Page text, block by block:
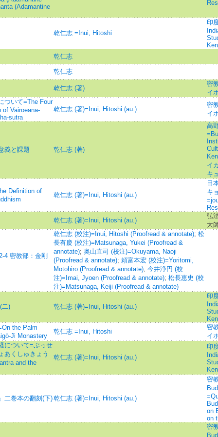
(Adamantine
乾仁志 =Inui, Hitoshi
印
乾仁志
乾仁志
乾仁志 (著)
密
イ
ついて=The Four
Vairoeana-
sutra
乾仁志 (著)=Inui, Hitoshi (au.)
密
イ
義と課題 乾仁志 (著)
高
イ
キ
Definition of
乾仁志 (著)=Inui, Hitoshi (au.)
日
キ
乾仁志 (著)=Inui, Hitoshi (au.)
弘
大
4 密教部：金剛
乾仁志 (校注)=Inui, Hitoshi (Proofread & annotate); 松
長有慶 (校注)=Matsunaga, Yukei (Proofread &
annotate); 奥山直司 (校注)=Okuyama, Naoji
(Proofread & annotate); 頼富本宏 (校注)=Yoritomi,
Motohiro (Proofread & annotate); 今井浄円 (校
注)=Imai, Jyoen (Proofread & annotate); 松長恵史 (校
注)=Matsunaga, Keiji (Proofread & annotate)
二) 乾仁志 (著)=Inui, Hitoshi (au.)
印
the Palm
Ji Monastery
乾仁志 =Inui, Hitoshi
密
イ
について=ぶっせ
あくしゅきょう
and the
乾仁志 (著)=Inui, Hitoshi (au.)
印
二巻本の翻刻(下)乾仁志 (著)=Inui, Hitoshi (au.)
密
on
on
密